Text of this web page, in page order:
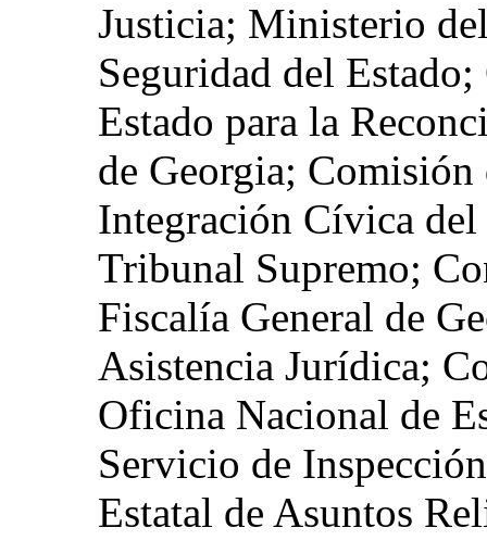
Justicia; Ministerio
Seguridad del
Estado para la
de Georgia; Comisión
Integración Cívica
Tribunal Supremo;
Fiscalía General de
Asistencia Jurídica;
Oficina Nacional de
Servicio de
Estatal de Asuntos